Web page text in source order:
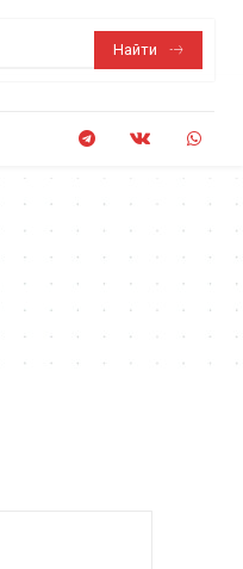
Найти